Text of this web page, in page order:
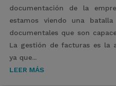
documentación de la
estamos viendo una
documentales que son
La gestión de facturas es la
ya que...
LEER MÁS